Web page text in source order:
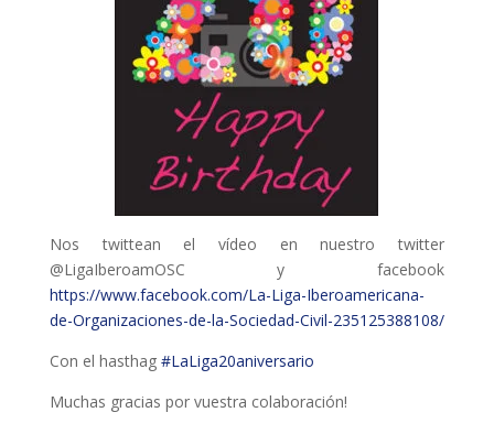
Nos twittean el vídeo en nuestro twitter
@LigaIberoamOSC y facebook
https://www.facebook.com/La-Liga-Iberoamericana-
de-Organizaciones-de-la-Sociedad-Civil-235125388108/
Con el hasthag #LaLiga20aniversario
Muchas gracias por vuestra colaboración!
Els comptes clars
Memòria d'activitats
Proposta educativa
ACTUALITAT
Notícies
Butlletins
Diari de la Fundació
Fundesplai als mitjans